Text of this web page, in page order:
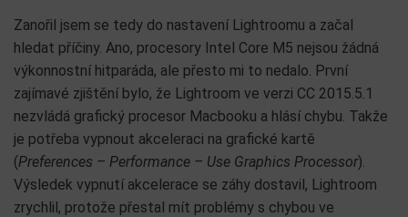
Zanořil jsem se tedy do nastavení Lightroomu a začal
hledat příčiny. Ano, procesory Intel Core M5 nejsou žádná
výkonnostní hitparáda, ale přesto mi to nedalo. První
zajímavé zjištění bylo, že Lightroom ve verzi CC 2015.5.1
nezvládá grafický procesor Macbooku a hlásí chybu. Takže
je potřeba vypnout akceleraci na grafické kartě
(Preferences – Performance – Use Graphics Processor).
Výsledek vypnutí akcelerace se záhy dostavil, Lightroom
zrychlil, protože přestal mít problémy s chybou ve